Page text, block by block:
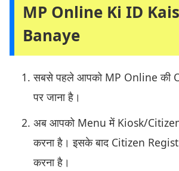
MP Online Ki ID
Banaye
सबसे पहले आपको MP Online की
पर जाना है।
अब आपको Menu में Kiosk/
करना है। इसके बाद Citizen
करना है।